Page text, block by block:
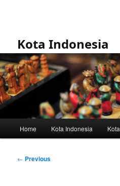
Kota Indonesia
Home Kota Indonesia Kota
Post
← Previous